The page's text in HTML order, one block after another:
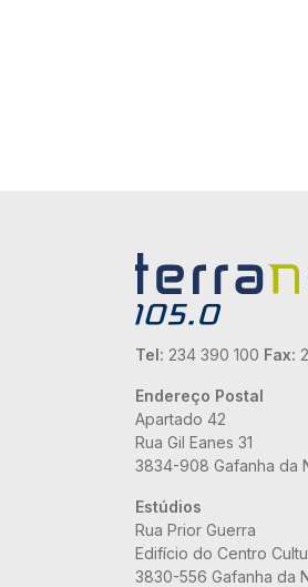
Tel: 234 390 100 Fax:
Endereço Postal
Apartado 42
Rua Gil Eanes 31
3834-908 Gafanha da
Estúdios
Rua Prior Guerra
Edifício do Centro
3830-556 Gafanha da